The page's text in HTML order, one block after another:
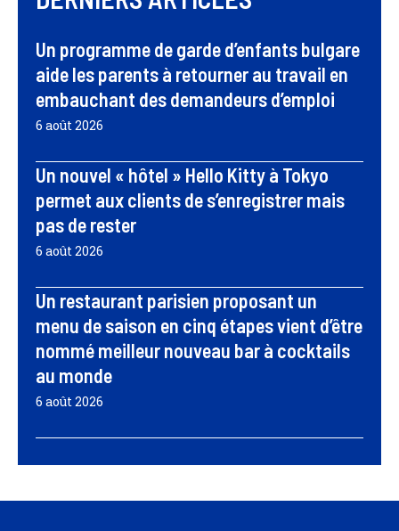
Un programme de garde d’enfants bulgare
aide les parents à retourner au travail en
embauchant des demandeurs d’emploi
6 août 2026
Un nouvel « hôtel » Hello Kitty à Tokyo
permet aux clients de s’enregistrer mais
pas de rester
6 août 2026
Un restaurant parisien proposant un
menu de saison en cinq étapes vient d’être
nommé meilleur nouveau bar à cocktails
au monde
6 août 2026